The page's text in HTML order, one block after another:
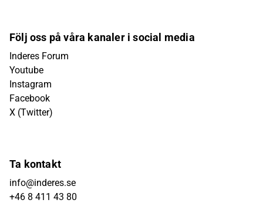
Följ oss på våra kanaler i social media
Inderes Forum
Youtube
Instagram
Facebook
X (Twitter)
Ta kontakt
info@inderes.se
+46 8 411 43 80